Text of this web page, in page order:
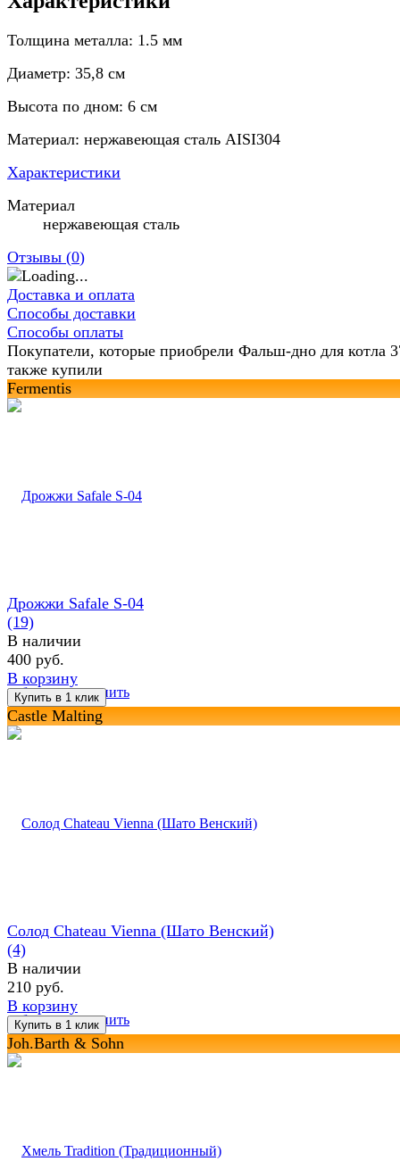
Толщина металла: 1.5 мм
Диаметр: 35,8 см
Высота по дном: 6 см
Материал: нержавеющая сталь AISI304
Характеристики
Материал
нержавеющая сталь
Отзывы (0)
Доставка и оплата
Способы доставки
Способы оплаты
Покупатели, которые приобрели Фальш-дно для котла
также купили
Fermentis
избранное сравнить
Дрожжи Safale S-04
(19)
В наличии
400 руб.
В корзину
Castle Malting
избранное сравнить
Солод Chateau Vienna (Шато Венский)
(4)
В наличии
210 руб.
В корзину
Joh.Barth & Sohn